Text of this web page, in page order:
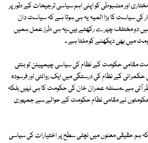
اور مضبوطی کو اپنی اہم سیاسی ترجیحات کے طور پر
کی سیاست کا بڑا المیہ یہ ہی ہوتا ہے کہ سیاست دان
دو مختلف چہرے رکھتے ہیں۔یہ ہی طرز عمل ہمیں
میں بھی دیکھنے کو ملتا ہے ۔
مقامی حکومت کے نظام کی سیاسی چیمپیئن تو بنتی
کے نظام کی درستگی میں ایک روائتی اور فرسودہ
ہے ۔مسئلہ عمران خان کی حکومت کا ہی نہیں بلکہ
نے مقامی نظام حکومت کے حوالے سے جمہوری
ہم حقیقی معنوں میں نچلی سطح پر اختیارات کی سیاسی